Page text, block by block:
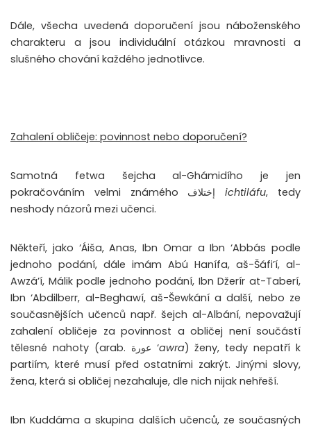
Dále, všecha uvedená doporučení jsou náboženského
charakteru a jsou individuální otázkou mravnosti a
slušného chování každého jednotlivce.
Zahalení obličeje: povinnost nebo doporučení?
Samotná fetwa šejcha al-Ghámidího je jen
pokračováním velmi známého إختلافichtiláfu, tedy
neshody názorů mezi učenci.
Někteří, jako ‘Áiša, Anas, Ibn Omar a Ibn ‘Abbás podle
jednoho podání, dále imám Abú Hanífa, aš-Šáfi’í, al-
Awzá’í, Málik podle jednoho podání, Ibn Džerír at-Taberí,
Ibn ‘Abdilberr, al-Beghawí, aš-Šewkání a další, nebo ze
současnějších učenců např. šejch al-Albání, nepovažují
zahalení obličeje za povinnost a obličej není součástí
tělesné nahoty (arab. عورة ‘awra) ženy, tedy nepatří k
partiím, které musí před ostatními zakrýt. Jinými slovy,
žena, která si obličej nezahaluje, dle nich nijak nehřeší.
Ibn Kuddáma a skupina dalších učenců, ze současných